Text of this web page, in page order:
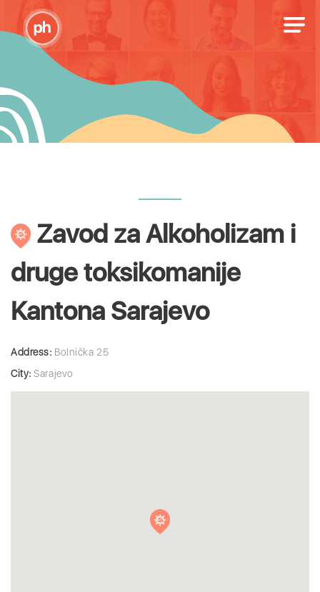
Zavod za Alkoholizam i
druge toksikomanije
Kantona Sarajevo
Address: Bolnička 25
City: Sarajevo